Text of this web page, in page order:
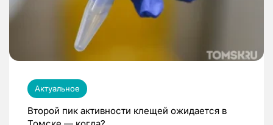
Актуальное
Второй пик активности клещей ожидается в